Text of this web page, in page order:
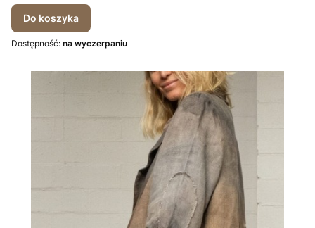
Do koszyka
Dostępność: na wyczerpaniu